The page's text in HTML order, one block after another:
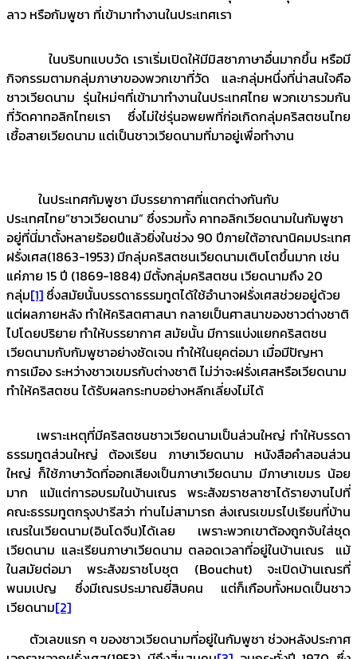
ลาว หรือกัมพูชา ที่เข้ามาทำงานในประเทศเรา
ในบริบทแบบวัด เราเริ่มเปิดให้มีมิสซาภาษาอื่นมากขึ้น หรือมี
กิจกรรมตามกลุ่มภาษาของพวกเขาที่วัด และกลุ่มหนึ่งที่น่าสนใจคือ
ชาวเวียดนาม รุ่นใหม่ๆที่เข้ามาทำงานในประเทศไทย พวกเขารวมกัน
ที่วัดคาทอลิกไทยเรา ซึ่งไม่ใช่รุ่นอพยพที่ก่อเกิดกลุ่มคริสตชนไทย
เชื้อสายเวียดนาม แต่เป็นชาวเวียดนามที่มาอยู่เพื่อทำงาน
ในประเทศกัมพูชา มีบรรยากาศที่แตกต่างกันกับ
ประเทศไทย“ชาวเวียดนาม” ซึ่งรวมทั้ง คาทอลิกเวียดนามในกัมพูชา
อยู่ที่นี่มาตั้งหลายร้อยปีแล้วยิ่งในช่วง 90 ปีภายใต้อาณานิคมประเทศ
ฝรั่งเศส(1863-1953) มีกลุ่มคริสตชนเวียดนามเติบโตขึ้นมาก เช่น
แค่ภาย 15 ปี (1869-1884) มีตั้งกลุ่มคริสตชน เวียดนามถึง 20
กลุ่ม[1] ซึ่งสมัยนั้นบรรดาธรรมทูตได้ใช้อำนาจฝรั่งเศสช่วยอยู่ด้วย
แต่ผลภายหลัง ทำให้คริสตศาสนา กลายเป็นศาสนาของชาวต่างชาติ
ไปโดยปริยาย ทำให้บรรยากาศ สมัยนั้น มีการแบ่งแยกคริสตชน
เวียดนามกับกัมพูชาอย่างชัดเจน ทำให้ในยุคต่อมา เมื่อมีปัญหา
การเมือง ระหว่างชาวเขมรกับต่างชาติ ไม่ว่าจะฝรั่งเศสหรือเวียดนาม
ทำให้คริสตชน ได้รับผลกระทบอย่างหลีกเลี่ยงไม่ได้
เพราะเหตุที่มีคริสตชนชาวเวียดนามเป็นส่วนใหญ่ ทำให้บรรดา
ธรรมทูตส่วนใหญ่ ต้องเรียน ภาษาเวียดนาม หนังสือคำสอนส่วน
ใหญ่ ก็ใช้ภาษาวัดที่ออกเสียงเป็นภาษาเวียดนาม มีภาษาเขมร น้อย
มาก แม้แต่การอบรมในบ้านเณร พระสังฆราชลาซาได้รายงานไปที่
คณะธรรมทูตกรุงปารีสว่า ท่านไม่สามารถ ส่งเณรเขมรไปเรียนที่บ้าน
เณรในเวียดนาม(อินโดจีน)ได้เลย เพราะพวกเขาต้องถูกจับใส่ชุด
เวียดนาม และเรียนภาษาเวียดนาม ตลอดเวลาที่อยู่ในบ้านเณร แม้
ในสมัยต่อมา พระสังฆราชโบชุต (Bouchut) จะเปิดบ้านเณรที่
พนมเปญ ซึ่งมีเณรประมาณยี่สิบคน แต่ก็เกือบทั้งหมดเป็นชาว
เวียดนาม[2]
ตัวเลขแรก ๆ ของชาวเวียดนามที่อยู่ในกัมพูชา ช่วงหลังประกาศ